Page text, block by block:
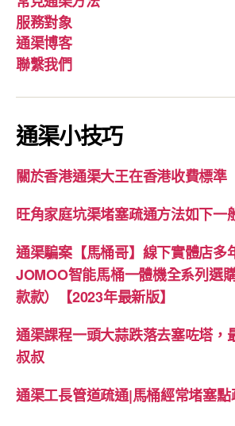
服務對象
通渠博客
聯繫我們
通渠小技巧
關於香港通渠大王在香港收費標準
旺角家庭坑渠堵塞疏通方法如下一
通渠騙案【馬桶哥】線下實體店多
JOMOO智能馬桶一體機全系列選
款款）【2023年最新版】
通渠課程一頭大蒜跌落去塞咗塔，
叔叔
通渠工長管道疏通|馬桶經常堵塞點